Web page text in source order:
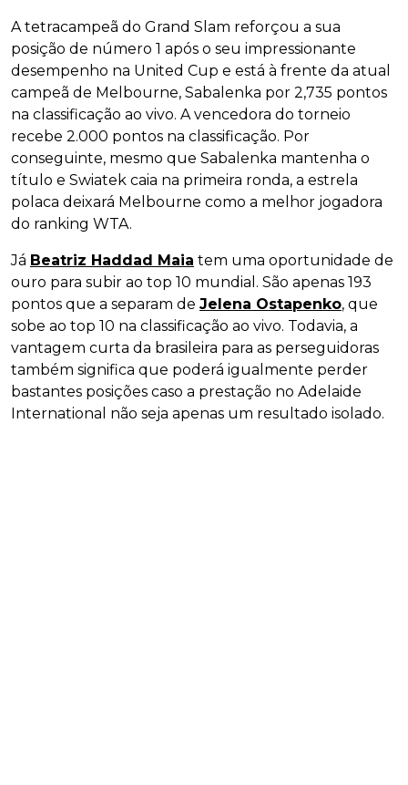
A tetracampeã do Grand Slam reforçou a sua
posição de número 1 após o seu impressionante
desempenho na United Cup e está à frente da atual
campeã de Melbourne, Sabalenka por 2,735 pontos
na classificação ao vivo. A vencedora do torneio
recebe 2.000 pontos na classificação. Por
conseguinte, mesmo que Sabalenka mantenha o
título e Swiatek caia na primeira ronda, a estrela
polaca deixará Melbourne como a melhor jogadora
do ranking WTA.
Já Beatriz Haddad Maia tem uma oportunidade de
ouro para subir ao top 10 mundial. São apenas 193
pontos que a separam de Jelena Ostapenko, que
sobe ao top 10 na classificação ao vivo. Todavia, a
vantagem curta da brasileira para as perseguidoras
também significa que poderá igualmente perder
bastantes posições caso a prestação no Adelaide
International não seja apenas um resultado isolado.